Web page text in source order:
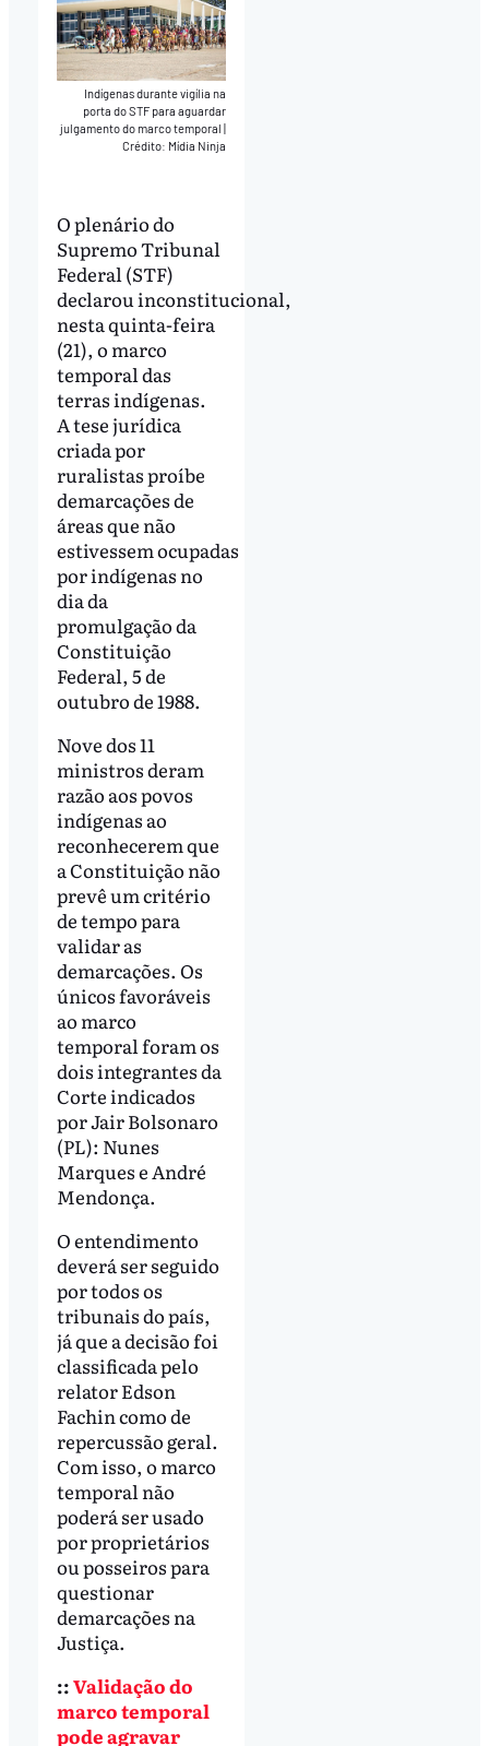
Indígenas durante vigília na
porta do STF para aguardar
julgamento do marco temporal
Crédito: Mídia Ninja
O plenário do
Supremo Tribunal
Federal (STF)
declarou inconstitucional,
nesta quinta-feira
(21), o marco
temporal das
terras indígenas.
A tese jurídica
criada por
ruralistas proíbe
demarcações de
áreas que não
estivessem ocupadas
por indígenas no
dia da
promulgação da
Constituição
Federal, 5 de
outubro de 1988.
Nove dos 11
ministros deram
razão aos povos
indígenas ao
reconhecerem que
a Constituição não
prevê um critério
de tempo para
validar as
demarcações. Os
únicos favoráveis
ao marco
temporal foram os
dois integrantes da
Corte indicados
por Jair Bolsonaro
(PL): Nunes
Marques e André
Mendonça.
O entendimento
deverá ser seguido
por todos os
tribunais do país,
já que a decisão foi
classificada pelo
relator Edson
Fachin como de
repercussão geral.
Com isso, o marco
temporal não
poderá ser usado
por proprietários
ou posseiros para
questionar
demarcações na
Justiça.
::Validação do
marco temporal
pode agravar